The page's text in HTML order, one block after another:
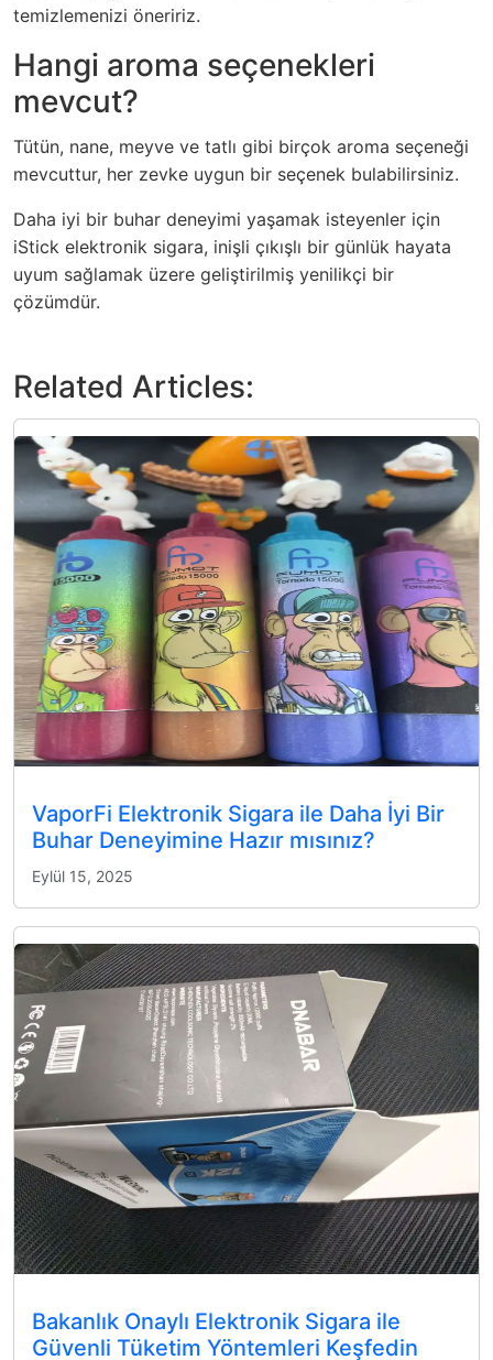
temizlemenizi öneririz.
Hangi aroma seçenekleri
mevcut?
Tütün, nane, meyve ve tatlı gibi birçok aroma seçeneği
mevcuttur, her zevke uygun bir seçenek bulabilirsiniz.
Daha iyi bir buhar deneyimi yaşamak isteyenler için
iStick elektronik sigara, inişli çıkışlı bir günlük hayata
uyum sağlamak üzere geliştirilmiş yenilikçi bir
çözümdür.
Related Articles:
VaporFi Elektronik Sigara ile Daha İyi Bir
Buhar Deneyimine Hazır mısınız?
Eylül 15, 2025
Bakanlık Onaylı Elektronik Sigara ile
Güvenli Tüketim Yöntemleri Keşfedin